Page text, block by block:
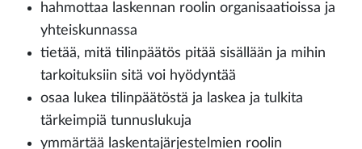
hahmottaa laskennan roolin organisaatioissa ja
yhteiskunnassa
tietää, mitä tilinpäätös pitää sisällään ja mihin
tarkoituksiin sitä voi hyödyntää
osaa lukea tilinpäätöstä ja laskea ja tulkita
tärkeimpiä tunnuslukuja
ymmärtää laskentajärjestelmien roolin